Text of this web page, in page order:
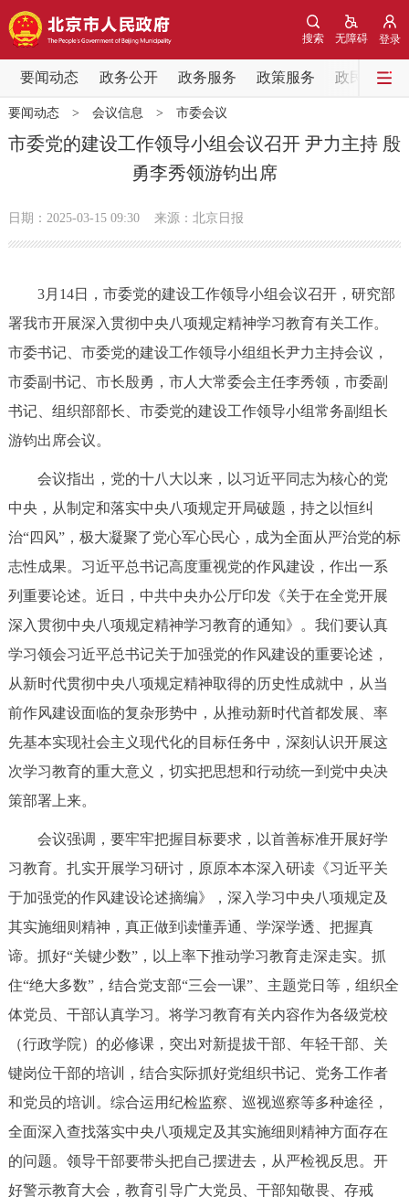
登录
无障碍
搜索
要闻动态 政务公开 政务服务 政策服务 政民互动
要闻动态
党中央精神 国务院信息
会议信息
市领导 机构职能 政策服务
政策兑现 政策解读 回应关切
决策公开
政务服务
中介服务 阳光政务
政民互动
参与调查 在线访谈 图说互动
北京概况 十六区概览 人文北京
绿色北京 图说北京 视频北京
ENGLISH 한국어 日本語
DEUTSCH FRANÇAIS РУССКИЙ ЯЗЫК
ESPAÑOL العربية PORTUGUÊS
ITALIANO
要闻动态> 会议信息 > 市委会议
市委党的建设工作领导小组会议召开 尹力主持 殷
勇李秀领游钧出席
日期：2025-03-15 09:30 来源：北京日报
3月14日，市委党的建设工作领导小组会议召开，研究部
署我市开展深入贯彻中央八项规定精神学习教育有关工作。
市委书记、市委党的建设工作领导小组组长尹力主持会议，
市委副书记、市长殷勇，市人大常委会主任李秀领，市委副
书记、组织部部长、市委党的建设工作领导小组常务副组长
游钧出席会议。
会议指出，党的十八大以来，以习近平同志为核心的党
中央，从制定和落实中央八项规定开局破题，持之以恒纠
治“四风”，极大凝聚了党心军心民心，成为全面从严治党的标
志性成果。习近平总书记高度重视党的作风建设，作出一系
列重要论述。近日，中共中央办公厅印发《关于在全党开展
深入贯彻中央八项规定精神学习教育的通知》。我们要认真
学习领会习近平总书记关于加强党的作风建设的重要论述，
从新时代贯彻中央八项规定精神取得的历史性成就中，从当
前作风建设面临的复杂形势中，从推动新时代首都发展、率
先基本实现社会主义现代化的目标任务中，深刻认识开展这
次学习教育的重大意义，切实把思想和行动统一到党中央决
策部署上来。
会议强调，要牢牢把握目标要求，以首善标准开展好学
习教育。扎实开展学习研讨，原原本本深入研读《习近平关
于加强党的作风建设论述摘编》，深入学习中央八项规定及
其实施细则精神，真正做到读懂弄通、学深学透、把握真
谛。抓好“关键少数”，以上率下推动学习教育走深走实。抓
住“绝大多数”，结合党支部“三会一课”、主题党日等，组织全
体党员、干部认真学习。将学习教育有关内容作为各级党校
（行政学院）的必修课，突出对新提拔干部、年轻干部、关
键岗位干部的培训，结合实际抓好党组织书记、党务工作者
和党员的培训。综合运用纪检监察、巡视巡察等多种途径，
全面深入查找落实中央八项规定及其实施细则精神方面存在
的问题。领导干部要带头把自己摆进去，从严检视反思。开
好警示教育大会，教育引导广大党员、干部知敬畏、存戒